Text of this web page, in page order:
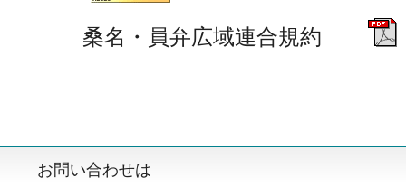
桑名・員弁広域連合規約
お問い合わせは